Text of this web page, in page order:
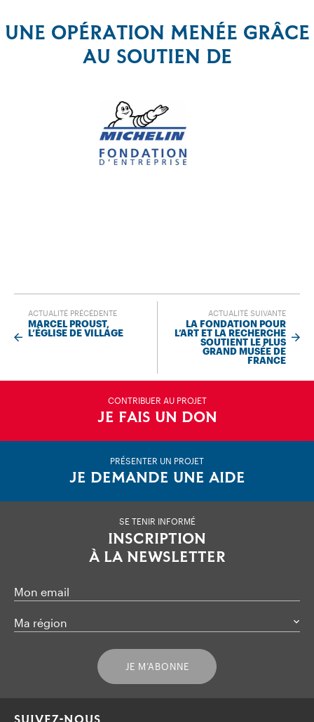
UNE OPÉRATION MENÉE GRÂCE
AU SOUTIEN DE
ACTUALITÉ PRÉCÉDENTE
MARCEL PROUST,
L’ÉGLISE DE VILLAGE
ACTUALITÉ SUIVANTE
LA FONDATION POUR
L’ART ET LA RECHERCHE
SOUTIENT LE PLUS
GRAND MUSÉE DE
FRANCE
CONTRIBUER AU PROJET
JE FAIS UN DON
PRÉSENTER UN PROJET
JE DEMANDE UNE AIDE
SE TENIR INFORMÉ
INSCRIPTION
À LA NEWSLETTER
Mon email
Ma région
JE M’ABONNE